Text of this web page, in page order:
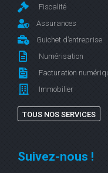
Fiscalité
Assurances
Guichet d’entreprise
Numérisation
Facturation
Immobilier
TOUS NOS SERVICES
Suivez-nous !